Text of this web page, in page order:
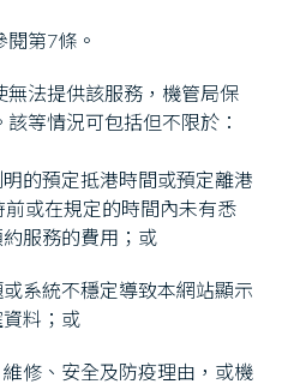
第7條。
無法提供該服務，機管局保
等情況可包括但不限於：
的預定抵港時間或預定離港
前或在規定的時間內未有悉
服務的費用；或
系統不穩定導致本網站顯示
料；或
修、安全及防疫理由，或機